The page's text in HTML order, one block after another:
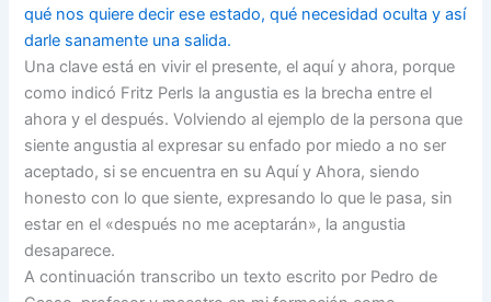
qué nos quiere decir ese estado, qué necesidad oculta y así
darle sanamente una salida.
Una clave está en vivir el presente, el aquí y ahora, porque
como indicó Fritz Perls la angustia es la brecha entre el
ahora y el después. Volviendo al ejemplo de la persona que
siente angustia al expresar su enfado por miedo a no ser
aceptado, si se encuentra en su Aquí y Ahora, siendo
honesto con lo que siente, expresando lo que le pasa, sin
estar en el «después no me aceptarán», la angustia
desaparece.
A continuación transcribo un texto escrito por Pedro de